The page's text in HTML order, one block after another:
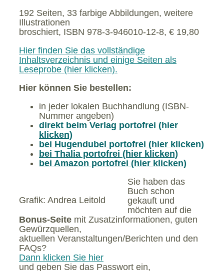
192 Seiten, 33 farbige Abbildungen, weitere
Illustrationen
broschiert, ISBN 978-3-946010-12-8, € 19,80
Hier finden Sie das vollständige
Inhaltsverzeichnis und einige Seiten als
Leseprobe (hier klicken).
Hier können Sie bestellen:
in jeder lokalen Buchhandlung (ISBN-
Nummer angeben)
direkt beim Verlag portofrei (hier
klicken)
bei Hugendubel portofrei (hier klicken)
bei Thalia portofrei (hier klicken)
bei Amazon portofrei (hier klicken)
Grafik: Andrea Leitold
Sie haben das
Buch schon
gekauft und
möchten auf die
Bonus-Seite mit Zusatzinformationen, guten
Gewürzquellen,
aktuellen Veranstaltungen/Berichten und den
FAQs?
Dann klicken Sie hier
und geben Sie das Passwort ein,